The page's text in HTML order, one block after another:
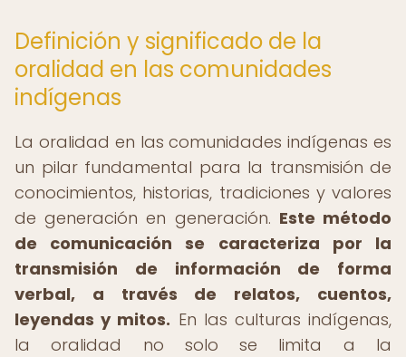
Definición y significado de la
oralidad en las comunidades
indígenas
La oralidad en las comunidades indígenas es
un pilar fundamental para la transmisión de
conocimientos, historias, tradiciones y valores
de generación en generación. Este método
de comunicación se caracteriza por la
transmisión de información de forma
verbal, a través de relatos, cuentos,
leyendas y mitos. En las culturas indígenas,
la oralidad no solo se limita a la